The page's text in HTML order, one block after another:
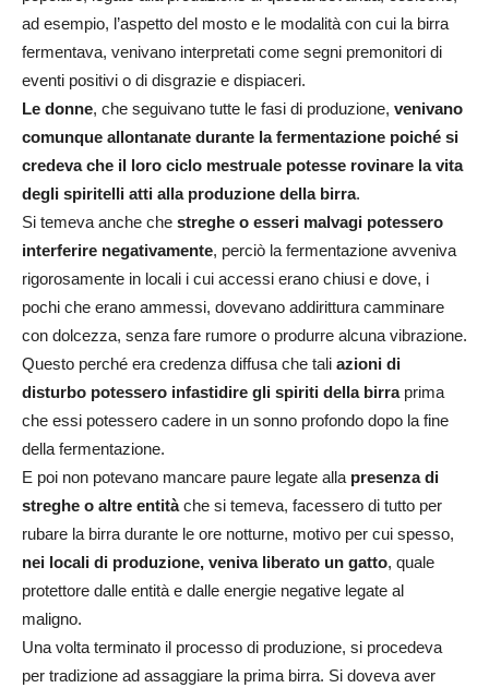
ad esempio, l’aspetto del mosto e le modalità con cui la birra
fermentava, venivano interpretati come segni premonitori di
eventi positivi o di disgrazie e dispiaceri.
Le donne, che seguivano tutte le fasi di produzione, venivano
comunque allontanate durante la fermentazione poiché si
credeva che il loro ciclo mestruale potesse rovinare la vita
degli spiritelli atti alla produzione della birra.
Si temeva anche che streghe o esseri malvagi potessero
interferire negativamente, perciò la fermentazione avveniva
rigorosamente in locali i cui accessi erano chiusi e dove, i
pochi che erano ammessi, dovevano addirittura camminare
con dolcezza, senza fare rumore o produrre alcuna vibrazione.
Questo perché era credenza diffusa che tali azioni di
disturbo potessero infastidire gli spiriti della birraprima
che essi potessero cadere in un sonno profondo dopo la fine
della fermentazione.
E poi non potevano mancare paure legate alla presenza di
streghe o altre entitàche si temeva, facessero di tutto per
rubare la birra durante le ore notturne, motivo per cui spesso,
nei locali di produzione, veniva liberato un gatto, quale
protettore dalle entità e dalle energie negative legate al
maligno.
Una volta terminato il processo di produzione, si procedeva
per tradizione ad assaggiare la prima birra. Si doveva aver